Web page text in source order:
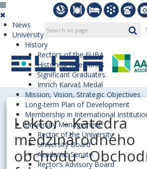
News
University
History
Rectors of the EUBA
Historical Milestones
Significant Graduates
Imrich Karvaš Medal
Mission, Vision, Strategic Objectives
Long-term Plan of Development
Membership in International
University Management
Rector of the University
University Board
Academic Senate
Rector’s Advisory Board
Lektor - Katedra
medzinárodného
obchodu -